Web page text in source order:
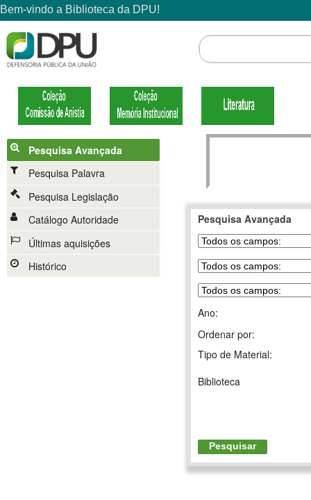
Pesquisa Avançada
Pesquisa Palavra
Pesquisa Legislação
Catálogo Autoridade
Últimas aquisições
Histórico
Pesquisa Avançada
Ano:
Ordenar por:
Tipo de Material:
Biblioteca
Pesquisar